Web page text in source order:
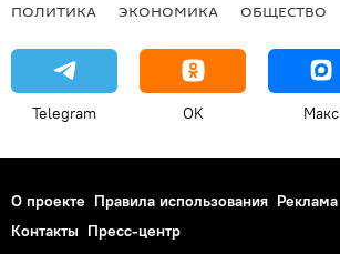
ПОЛИТИКА ЭКОНОМИКА ОБЩЕСТВО
Telegram OK Макс
О проекте Правила использования Реклама
Контакты Пресс-центр